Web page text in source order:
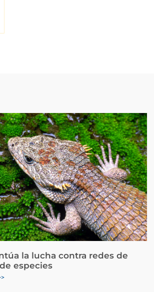
la lucha contra redes de
especies